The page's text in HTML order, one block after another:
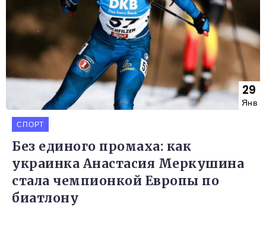
29
Янв
СПОРТ
Без единого промаха: как
украинка Анастасия Меркушина
стала чемпионкой Европы по
биатлону